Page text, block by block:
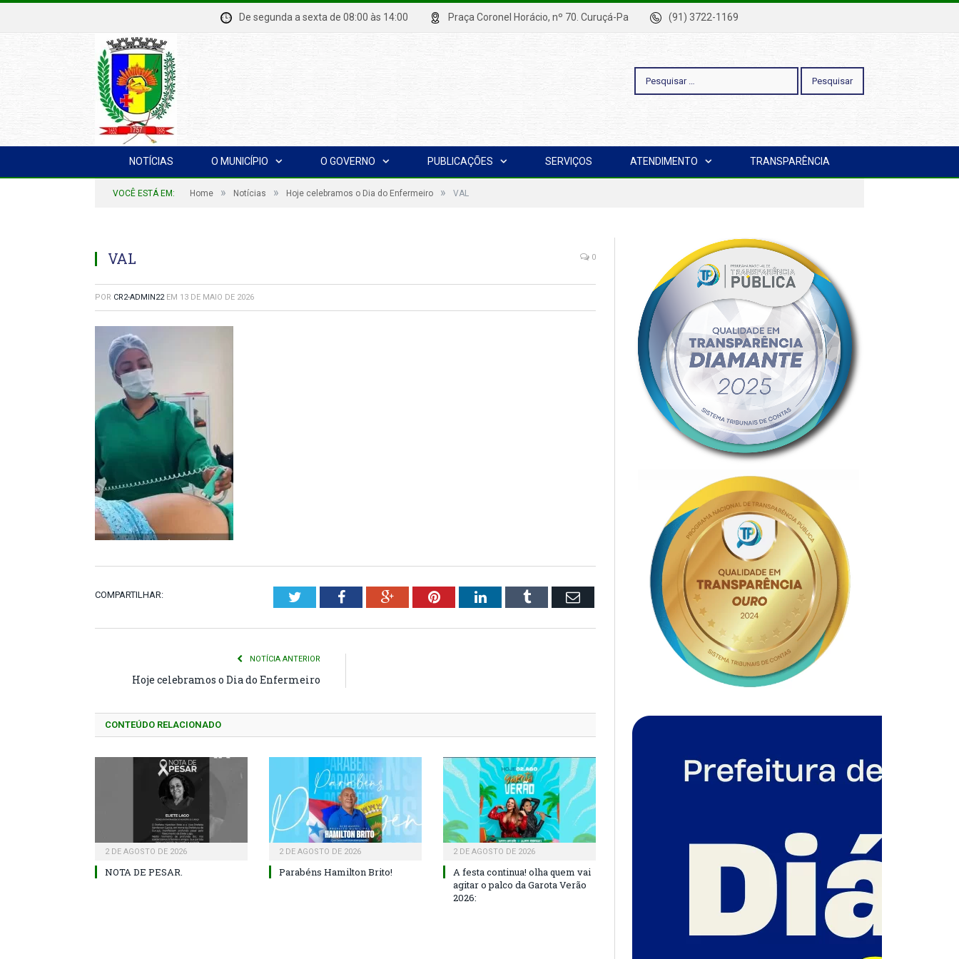
De segunda a sexta de 08:00 às 14:00 Praça Coronel Horácio, nº 70. Curuçá-Pa (91) 3722-1169
Pesquisar
por:
NOTÍCIAS O MUNICÍPIO O GOVERNO PUBLICAÇÕES SERVIÇOS ATENDIMENTO TRANSPARÊNCIA
VOCÊ ESTÁ EM: Home » Notícias » Hoje celebramos o Dia do Enfermeiro » VAL
VAL 0
POR CR2-ADMIN22 EM 13 DE MAIO DE 2026
COMPARTILHAR: TwitterFacebookGoogle+PinterestLinkedInTumblr Email
NOTÍCIA ANTERIOR
Hoje celebramos o Dia do Enfermeiro
CONTEÚDO RELACIONADO
2 DE AGOSTO DE 2026
NOTA DE PESAR.
2 DE AGOSTO DE 2026
Parabéns Hamilton Brito!
2 DE AGOSTO DE 2026
A festa continua! olha quem vai
agitar o palco da Garota Verão
2026: